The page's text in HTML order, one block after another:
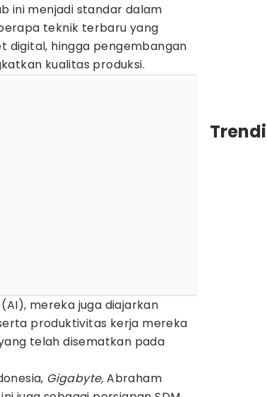
ini menjadi standar dalam
teknik terbaru yang
digital, hingga pengembangan
kualitas produksi.
mereka juga diajarkan
produktivitas kerja mereka
telah disematkan pada
Gigabyte, Abraham